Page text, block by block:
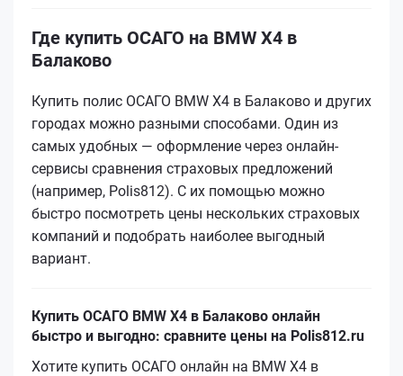
Где купить ОСАГО на BMW X4 в
Балаково
Купить полис ОСАГО BMW X4 в Балаково и других
городах можно разными способами. Один из
самых удобных — оформление через онлайн-
сервисы сравнения страховых предложений
(например, Polis812). С их помощью можно
быстро посмотреть цены нескольких страховых
компаний и подобрать наиболее выгодный
вариант.
Купить ОСАГО BMW X4 в Балаково онлайн
быстро и выгодно: сравните цены на Polis812.ru
Хотите купить ОСАГО онлайн на BMW X4 в